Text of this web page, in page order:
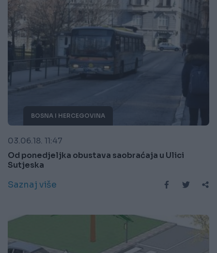
BOSNA I HERCEGOVINA
03.06.18. 11:47
Od ponedjeljka obustava saobraćaja u Ulici
Sutjeska
Saznaj više